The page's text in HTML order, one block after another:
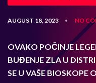
AUGUST 18, 2023 • NO
OVAKO POČINJE
BUĐENJE ZLA U
SE U VAŠE BIOSKOPE